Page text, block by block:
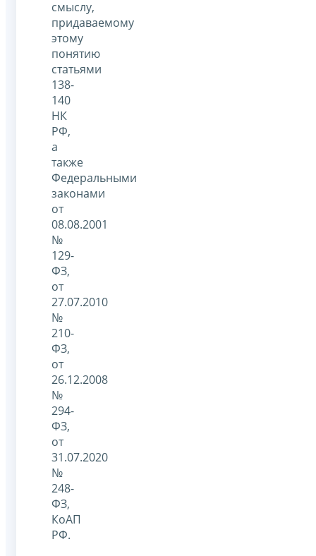
смыслу,
придаваемому
этому
понятию
статьями
138-
140
НК
РФ,
а
также
Федеральными
законами
от
08.08.2001
№
129-
ФЗ,
от
27.07.2010
№
210-
ФЗ,
от
26.12.2008
№
294-
ФЗ,
от
31.07.2020
№
248-
ФЗ,
КоАП
РФ.